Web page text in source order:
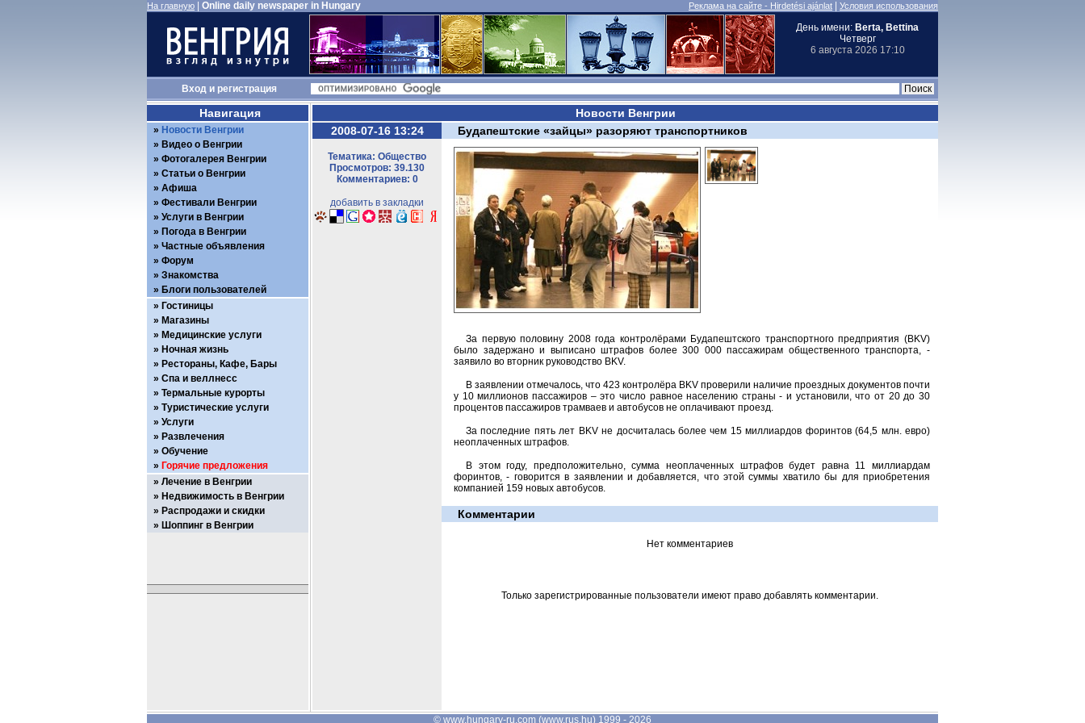
На главную Online daily newspaper in Hungary Реклама на сайте - Hirdetési ajánlat Условия использования
День имени: Berta, Bettina
Четверг
6 августа 2026 17:10
Входи регистрация
Новости Венгрии
2008-07-16 13:24
Тематика: Общество
Просмотров: 39.130
Комментариев: 0
добавить в закладки
Будапештские «зайцы» разоряют транспортников
За первую половину 2008 года контролёрами Будапештского транспортного предприятия (BKV)
было задержано и выписано штрафов более 300 000 пассажирам общественного транспорта, -
заявило во вторник руководство BKV.
В заявлении отмечалось, что 423 контролёра BKV проверили наличие проездных документов почти
у 10 миллионов пассажиров – это число равное населению страны - и установили, что от 20 до 30
процентов пассажиров трамваев и автобусов не оплачивают проезд.
За последние пять лет BKV не досчиталась более чем 15 миллиардов форинтов (64,5 млн. евро)
неоплаченных штрафов.
В этом году, предположительно, сумма неоплаченных штрафов будет равна 11 миллиардам
форинтов, - говорится в заявлении и добавляется, что этой суммы хватило бы для приобретения
компанией 159 новых автобусов.
Комментарии
Нет комментариев
Только зарегистрированные пользователи имеют право добавлять комментарии.
Навигация
Новости Венгрии
Видео о Венгрии
Фотогалерея Венгрии
Статьи о Венгрии
Афиша
Фестивали Венгрии
Услуги в Венгрии
Погода в Венгрии
Частные объявления
Форум
Знакомства
Блоги пользователей
Гостиницы
Магазины
Медицинские услуги
Ночная жизнь
Рестораны, Кафе, Бары
Спа и веллнесс
Термальные курорты
Туристические услуги
Услуги
Развлечения
Обучение
Горячие предложения
Лечение в Венгрии
Недвижимость в Венгрии
Распродажи и скидки
Шоппинг в Венгрии
© www.hungary-ru.com (www.rus.hu) 1999 - 2026